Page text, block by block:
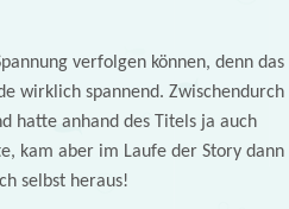
verfolgen können, denn das
wirklich spannend. Zwischendurch
hatte anhand des Titels ja auch
kam aber im Laufe der Story dann
selbst heraus!